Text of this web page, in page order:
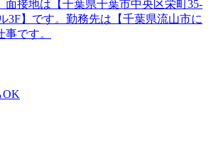
面接地は【千葉県千葉市中央区栄町35-
3F】です。勤務先は【千葉県流山市に
です。
OK